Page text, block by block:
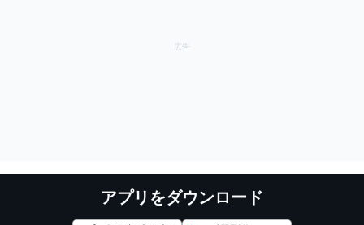
アプリをダウンロード